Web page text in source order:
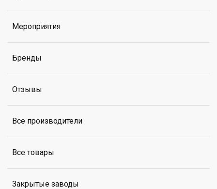
Мероприятия
Бренды
Отзывы
Все производители
Все товары
Закрытые заводы